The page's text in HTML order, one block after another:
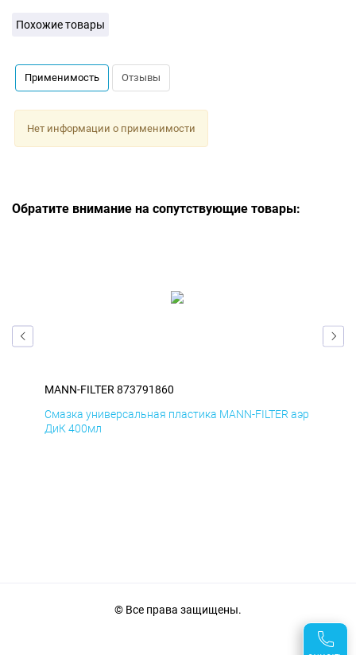
Похожие товары
Применимость Отзывы
Нет информации о применимости
Обратите внимание на сопутствующие товары:
MANN-FILTER 873791860
Смазка универсальная пластика MANN-FILTER аэр
ДиК 400мл
© Все права защищены.